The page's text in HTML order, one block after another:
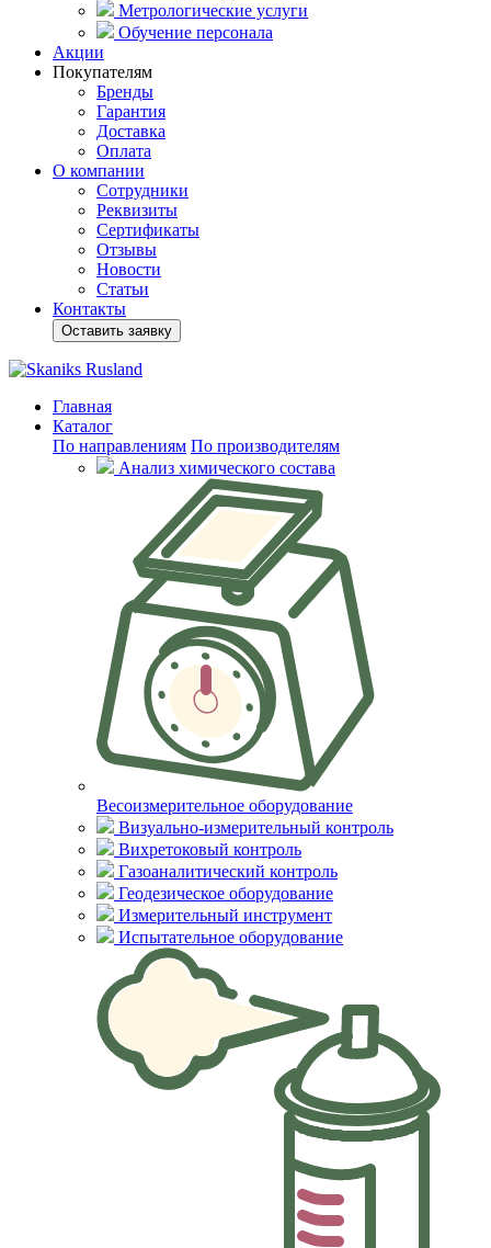
Метрологические услуги
Обучение персонала
Акции
Покупателям
Бренды
Гарантия
Доставка
Оплата
О компании
Сотрудники
Реквизиты
Сертификаты
Отзывы
Новости
Статьи
Контакты
Оставить заявку
Главная
Каталог
По направлениям По производителям
Анализ химического состава
Весоизмерительное оборудование
Визуально-измерительный контроль
Вихретоковый контроль
Газоаналитический контроль
Геодезическое оборудование
Измерительный инструмент
Испытательное оборудование